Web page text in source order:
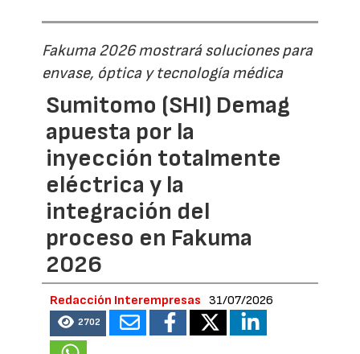
Fakuma 2026 mostrará soluciones para
envase, óptica y tecnología médica
Sumitomo (SHI) Demag
apuesta por la
inyección totalmente
eléctrica y la
integración del
proceso en Fakuma
2026
Redacción Interempresas 31/07/2026
2702